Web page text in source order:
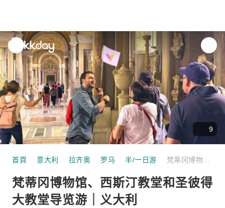
unread
notifications
9
首頁 意大利 拉齐奥 罗马 半/一日游
梵蒂冈博物馆、西斯汀教堂和圣彼得
大教堂导览游｜义大利